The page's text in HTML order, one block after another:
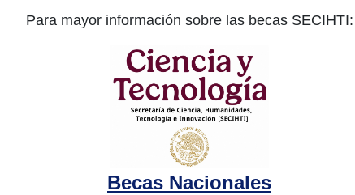
Para mayor información sobre las becas SECIHTI:
Becas Nacionales